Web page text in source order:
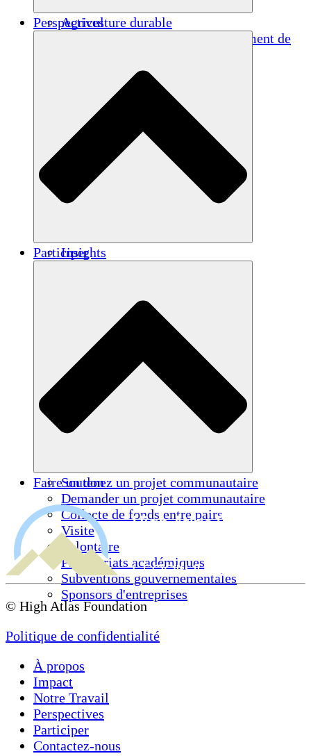
Agriculture durable
Rétablissement après un tremblement de
Autonomisation des femmes
Jeunes et étudiants
Préservation et dialogue culturels
Renforcement
Crédits carbone
Perspectives
Insights
Participer
Soutenez un projet communautaire
Demander un projet communautaire
Collecte de fonds entre pairs
Visite
Volontaire
Partenariats académiques
Subventions gouvernementales
Sponsors d'entreprises
Faire un don
© High Atlas Foundation
Politique de confidentialité
À propos
Impact
Notre Travail
Perspectives
Participer
Contactez-nous